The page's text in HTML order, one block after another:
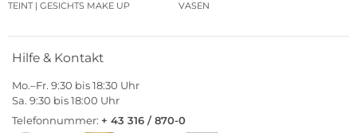
TEINT | GESICHTS MAKE UP
VASEN
Hilfe & Kontakt
Mo.–Fr. 9:30 bis 18:30 Uhr
Sa. 9:30 bis 18:00 Uhr
Telefonnummer: + 43 316 / 870-0